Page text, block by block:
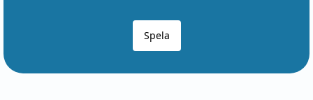
Spela